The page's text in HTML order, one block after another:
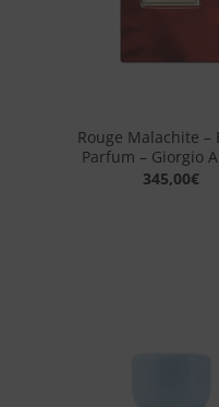
Rouge Malachite –
Parfum – Giorgio
345,00€